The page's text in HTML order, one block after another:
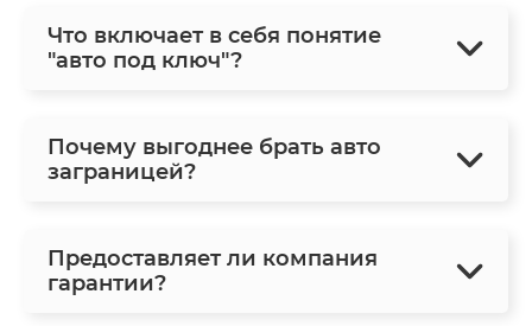
Что включает в себя понятие
"авто под ключ"?
Почему выгоднее брать авто
заграницей?
Предоставляет ли компания
гарантии?